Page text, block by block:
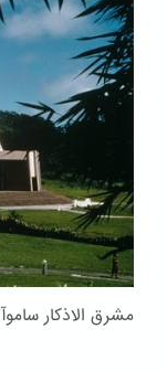
مشرق الاذکار ساموآ